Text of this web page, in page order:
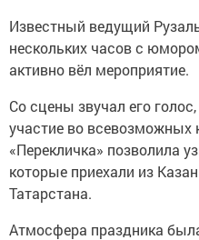
Известный ведущий
нескольких часов с
активно вёл мероприятие.
Со сцены звучал его
участие во всевозможных
«Перекличка» позволила
которые приехали из
Татарстана.
Атмосфера праздника